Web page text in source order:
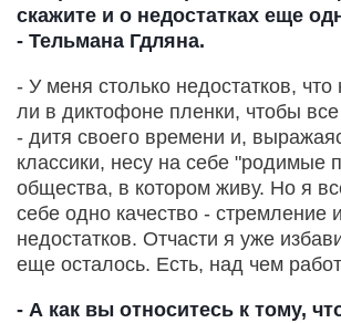
скажите и о недостатках еще
- Тельмана Гдляна.
- У меня столько недостатков, что
ли в диктофоне пленки, чтобы
- дитя своего времени и,
классики, несу на себе "родимые
общества, в котором живу. Но я
себе одно качество - стремление
недостатков. Отчасти я уже
еще осталось. Есть, над чем
- А как вы относитесь к тому,